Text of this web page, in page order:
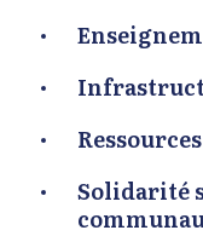
Solidarité